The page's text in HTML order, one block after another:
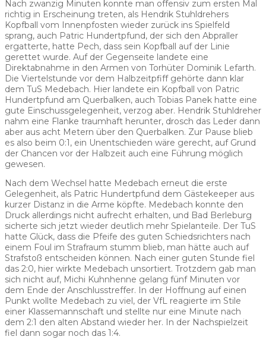
Nach zwanzig Minuten konnte man offensiv zum ersten Mal
richtig in Erscheinung treten, als Hendrik Stuhldrehers
Kopfball vom Innenpfosten wieder zurück ins Spielfeld
sprang, auch Patric Hundertpfund, der sich den Abpraller
ergatterte, hatte Pech, dass sein Kopfball auf der Linie
gerettet wurde. Auf der Gegenseite landete eine
Direktabnahme in den Armen von Torhüter Dominik Lefarth.
Die Viertelstunde vor dem Halbzeitpfiff gehörte dann klar
dem TuS Medebach. Hier landete ein Kopfball von Patric
Hundertpfund am Querbalken, auch Tobias Panek hatte eine
gute Einschussgelegenheit, verzog aber. Hendrik Stuhldreher
nahm eine Flanke traumhaft herunter, drosch das Leder dann
aber aus acht Metern über den Querbalken. Zur Pause blieb
es also beim 0:1, ein Unentschieden wäre gerecht, auf Grund
der Chancen vor der Halbzeit auch eine Führung möglich
gewesen.
Nach dem Wechsel hatte Medebach erneut die erste
Gelegenheit, als Patric Hundertpfund dem Gästekeeper aus
kurzer Distanz in die Arme köpfte. Medebach konnte den
Druck allerdings nicht aufrecht erhalten, und Bad Berleburg
sicherte sich jetzt wieder deutlich mehr Spielanteile. Der TuS
hatte Glück, dass die Pfeife des guten Schiedsrichters nach
einem Foul im Strafraum stumm blieb, man hätte auch auf
Strafstoß entscheiden können. Nach einer guten Stunde fiel
das 2:0, hier wirkte Medebach unsortiert. Trotzdem gab man
sich nicht auf, Michi Kuhnhenne gelang fünf Minuten vor
dem Ende der Anschlusstreffer. In der Hoffnung auf einen
Punkt wollte Medebach zu viel, der VfL reagierte im Stile
einer Klassemannschaft und stellte nur eine Minute nach
dem 2:1 den alten Abstand wieder her. In der Nachspielzeit
fiel dann sogar noch das 1:4.